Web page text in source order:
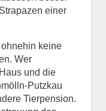
einer
keine
Wer
und die
Putzkau
Tierpension.